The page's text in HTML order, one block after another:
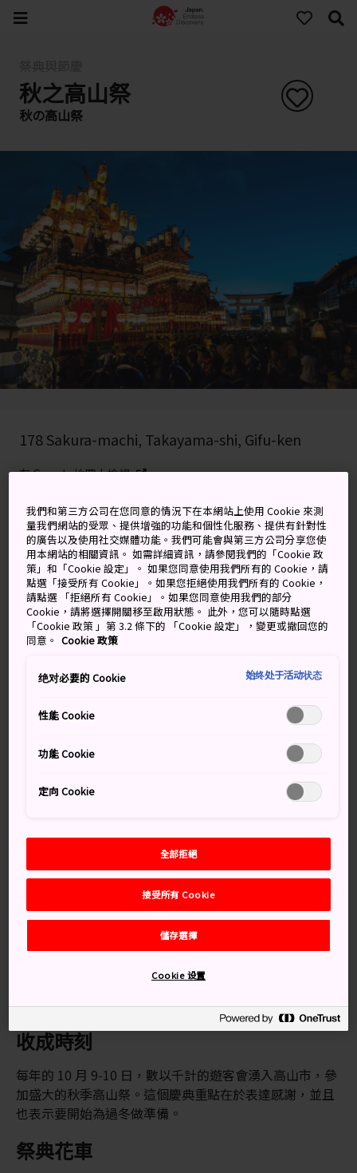
秋之高山祭
秋の高山祭
178 Sakura-machi, Takayama-shi, Gifu-ken
在 Google 地圖上檢視
取得轉乘資訊
關鍵字 地圖
高山城籠罩在燈籠的柔和光芒之
中
藉著東海地方的華麗祭典，開始歲末倒數。優雅的秋季高
山祭在 10 月 9 日至 10 日舉行，為期兩天的祭典能吸引數
千名遊客到訪。
與高速巴士。從松本市出發則可搭乘高速巴士前往。
知識補給站
秋季高山祭於櫻山八幡宮與其周圍地區舉行。
祭典期間會有 11 座花車在鎮上遊行
手工花車設計極精緻複雜，甚至能媲美日光東照宮的陽
收成時刻
每年的 10 月 9-10 日，數以千計的遊客會湧入高山市，參
加盛大的秋季高山祭。這個慶典重點在於表達感謝，並且
也表示要開始為過冬做準備。
祭典花車
我們和第三方公司在您同意的情況下在本網站上使用 Cookie 來測
量我們網站的受眾、提供增強的功能和個性化服務、提供有針對性
的廣告以及使用社交媒體功能。我們可能會與第三方公司分享您使
用本網站的相關資訊。 如需詳細資訊，請參閱我們的「Cookie 政
策」和「Cookie 設定」。 如果您同意使用我們所有的 Cookie，請
點選「接受所有 Cookie」。如果您拒絕使用我們所有的 Cookie，
請點選 「拒絕所有 Cookie」。如果您同意使用我們的部分
Cookie，請將選擇開關移至啟用狀態。 此外，您可以隨時點選
「Cookie 政策 」第 3.2 條下的 「Cookie 設定」，變更或撤回您的
同意。 Cookie 政策
绝对必要的 Cookie 始终处于活动状态
性能 Cookie
功能 Cookie
定向 Cookie
全部拒絕
接受所有 Cookie
儲存選擇
Cookie 设置